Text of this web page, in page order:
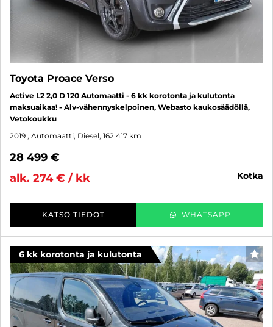
Toyota Proace Verso
Active L2 2,0 D 120 Automaatti - 6 kk korotonta ja kulutonta
maksuaikaa! - Alv-vähennyskelpoinen, Webasto kaukosäädöllä,
Vetokoukku
2019 , Automaatti, Diesel, 162 417 km
28 499 €
alk. 274 € / kk
kotka
KATSO TIEDOT WHATSAPP
6 kk korotonta ja kulutonta